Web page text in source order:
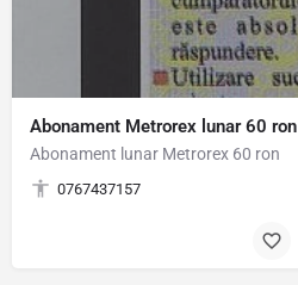
Abonament Metrorex lunar 60 ron
Abonament lunar Metrorex 60 ron
0767437157